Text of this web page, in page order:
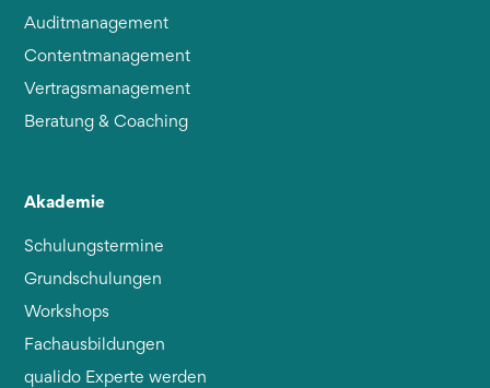
Auditmanagement
Contentmanagement
Vertragsmanagement
Beratung & Coaching
Akademie
Schulungstermine
Grundschulungen
Workshops
Fachausbildungen
qualido Experte werden